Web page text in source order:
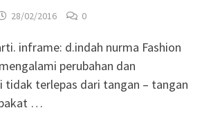
28/02/2016 0
inframe: d.indah nurma Fashion
perubahan dan
tidak terlepas dari tangan – tangan
…